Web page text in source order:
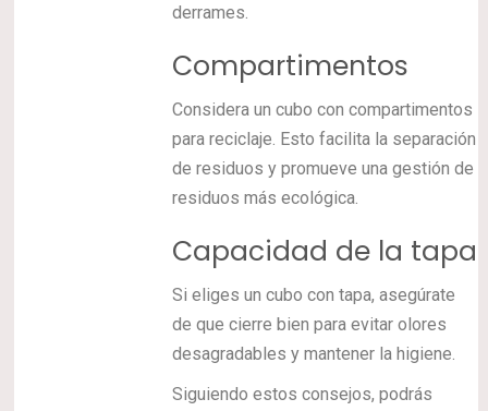
derrames.
Compartimentos
Considera un cubo con compartimentos
para reciclaje. Esto facilita la separación
de residuos y promueve una gestión de
residuos más ecológica.
Capacidad de la tapa
Si eliges un cubo con tapa, asegúrate
de que cierre bien para evitar olores
desagradables y mantener la higiene.
Siguiendo estos consejos, podrás